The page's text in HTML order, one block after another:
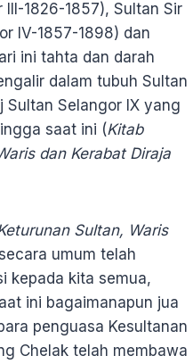
1826-1857), Sultan Sir
IV-1857-1898) dan
ini tahta dan darah
dalam tubuh Sultan
Sultan Selangor IX yang
saat ini (Kitab
dan Kerabat Diraja
Sultan, Waris
umum telah
kepada kita semua,
ini bagaimanapun jua
penguasa Kesultanan
Chelak telah membawa